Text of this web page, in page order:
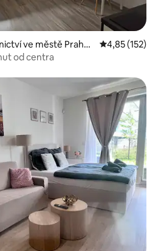
ve městě Praha
Průměrné
4,85 (152)
od centra